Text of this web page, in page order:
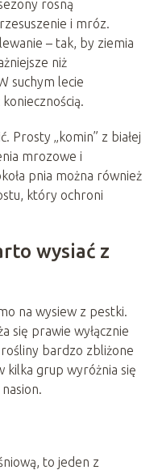
rosną
i mróz.
– tak, by ziemia
niż
suchym lecie
Prosty „komin” z białej
mrozowe i
pnia można również
który ochroni
wysiać z
na wysiew z pestki.
się prawie wyłącznie
bardzo zbliżone
kilka grup wyróżnia się
to jeden z